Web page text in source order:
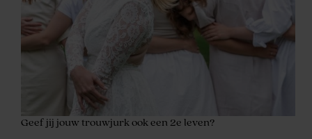
Geef jij jouw trouwjurk ook een 2e leven?